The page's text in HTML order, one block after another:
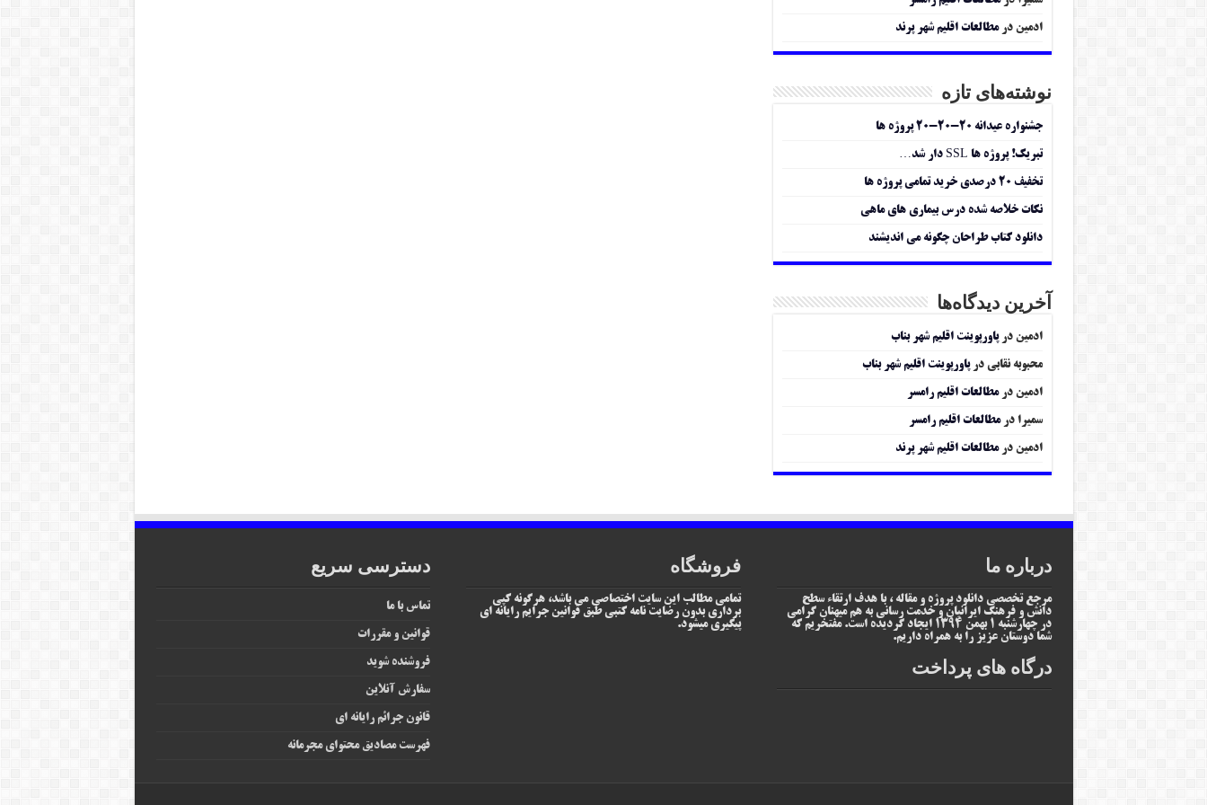
ادمین درمطالعات اقلیم شهر پرند
نوشته‌های تازه
جشنواره عیدانه ۲۰-۲۰-۲۰ پروژه ها
تبریک! پروژه ها SSL دار شد…
تخفیف ۲۰ درصدی خرید تمامی پروژه ها
نکات خلاصه شده درس بیماری های ماهی
دانلود کتاب طراحان چگونه می اندیشند
آخرین دیدگاه‌ها
ادمین درپاورپوینت اقلیم شهر بناب
محبوبه نقابی درپاورپوینت اقلیم شهر بناب
ادمین درمطالعات اقلیم رامسر
سمیرا درمطالعات اقلیم رامسر
ادمین درمطالعات اقلیم شهر پرند
درباره ما
مرجع تخصصی دانلود پروژه و مقاله ، با هدف ارتقاء سطح
دانش و فرهنگ ایرانیان و خدمت رسانی به هم میهنان گرامی
در چهارشنبه 1 بهمن 1394 ایجاد گردیده است. مفتخریم که
شما دوستان عزیز را به همراه داریم.
درگاه های پرداخت
فروشگاه
تمامی مطالب این سایت اختصاصی می باشد، هرگونه کپی
برداری بدون رضایت نامه کتبی طبق قوانین جرایم رایانه ای
پیگیری میشود.
دسترسی سریع
تماس با ما
قوانین و مقررات
فروشنده شوید
سفارش آنلاین
قانون جرائم رایانه‌ ای
فهرست مصادیق محتوای مجرمانه